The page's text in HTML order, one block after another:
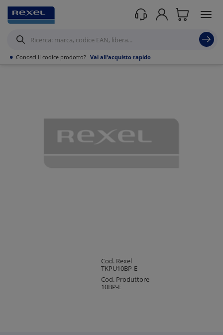
• Conosci il codice prodotto? Vai all'acquisto rapido
Prodotti /Canalizzazioni Canaline Passacavi Industriali in Metallo/Canale
forato in Lamiera
Cod. Rexel
TKPU10BP-E
Cod. Produttore
10BP-E